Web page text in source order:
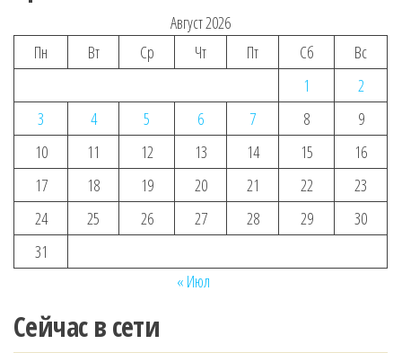
Август 2026
Пн
Вт Ср Чт Пт Сб
Вс
1
2
3
4 5 6 7 8
9
10
11 12 13 14 15
16
17
18 19 20 21 22
23
24
25 26 27 28 29
30
31
« Июл
Сейчас в сети